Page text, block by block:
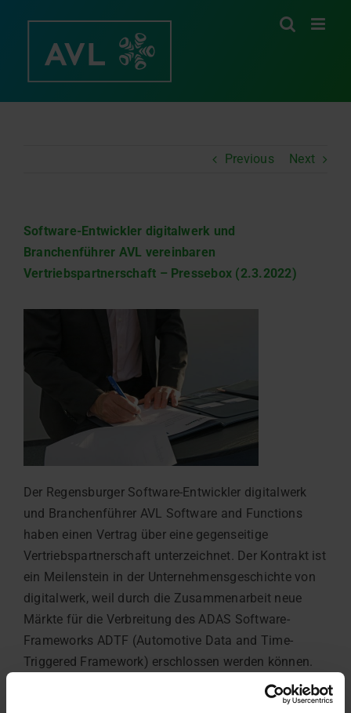
Previous Next
Software-Entwickler digitalwerk und
Branchenführer AVL vereinbaren
Vertriebspartnerschaft – Pressebox (2.3.2022)
Der Regensburger Software-Entwickler digitalwerk
und Branchenführer AVL Software and Functions
haben einen Vertrag über eine gegenseitige
Vertriebspartnerschaft unterzeichnet. Der Kontrakt ist
ein Meilenstein in der Unternehmensgeschichte von
digitalwerk, weil durch die Zusammenarbeit neue
Märkte für die Verbreitung des ADAS Software-
Frameworks ADTF (Automotive Data and Time-
Triggered Framework) erschlossen werden können.
Unternehmen für Entwicklung, Simulation und Test in